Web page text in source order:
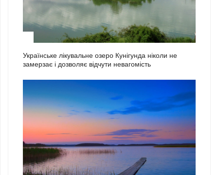
Українське лікувальне озеро Кунігунда ніколи не
замерзає і дозволяє відчути невагомість